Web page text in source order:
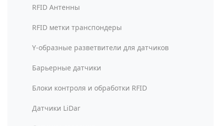
RFID Антенны
RFID метки транспондеры
Y-образные разветвители для датчиков
Барьерные датчики
Блоки контроля и обработки RFID
Датчики LiDar